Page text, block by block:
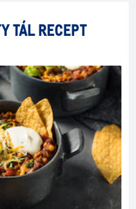
TÁL RECEPT